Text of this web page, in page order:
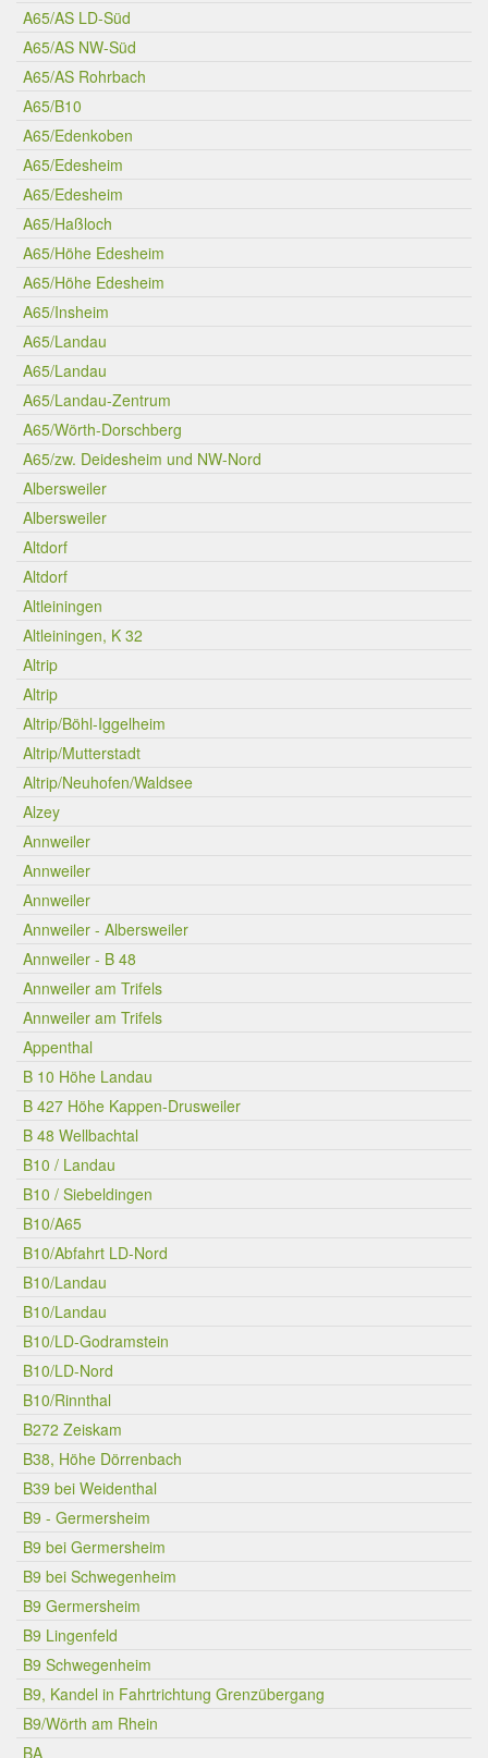
A65/AS LD-Süd
A65/AS NW-Süd
A65/AS Rohrbach
A65/B10
A65/Edenkoben
A65/Edesheim
A65/Edesheim
A65/Haßloch
A65/Höhe Edesheim
A65/Höhe Edesheim
A65/Insheim
A65/Landau
A65/Landau
A65/Landau-Zentrum
A65/Wörth-Dorschberg
A65/zw. Deidesheim und NW-Nord
Albersweiler
Albersweiler
Altdorf
Altdorf
Altleiningen
Altleiningen, K 32
Altrip
Altrip
Altrip/Böhl-Iggelheim
Altrip/Mutterstadt
Altrip/Neuhofen/Waldsee
Alzey
Annweiler
Annweiler
Annweiler
Annweiler - Albersweiler
Annweiler - B 48
Annweiler am Trifels
Annweiler am Trifels
Appenthal
B 10 Höhe Landau
B 427 Höhe Kappen-Drusweiler
B 48 Wellbachtal
B10 / Landau
B10 / Siebeldingen
B10/A65
B10/Abfahrt LD-Nord
B10/Landau
B10/Landau
B10/LD-Godramstein
B10/LD-Nord
B10/Rinnthal
B272 Zeiskam
B38, Höhe Dörrenbach
B39 bei Weidenthal
B9 - Germersheim
B9 bei Germersheim
B9 bei Schwegenheim
B9 Germersheim
B9 Lingenfeld
B9 Schwegenheim
B9, Kandel in Fahrtrichtung Grenzübergang
B9/Wörth am Rhein
BA